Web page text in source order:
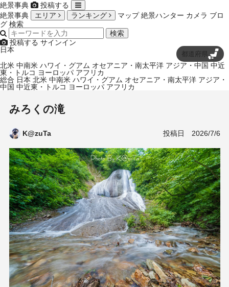
絶景事典
投稿する
絶景事典
エリア ランキング マップ 絶景ハンター カメラ ブロ
グ 検索
検索
投稿する サインイン
日本
都道府県
北米 中南米 ハワイ・グアム オセアニア・南太平洋 アジア・中国 中近
東・トルコ ヨーロッパ アフリカ
総合 日本 北米 中南米 ハワイ・グアム オセアニア・南太平洋 アジア・
中国 中近東・トルコ ヨーロッパ アフリカ
みろくの滝
K@zuTa 投稿日 2026/7/6